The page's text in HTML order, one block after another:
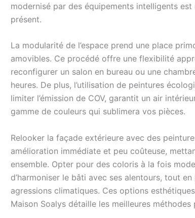
modernisé par des équipements intelligents
présent.
La modularité de l’espace prend une place
amovibles. Ce procédé offre une flexibilité
reconfigurer un salon en bureau ou une
heures. De plus, l’utilisation de peintures
limiter l’émission de COV, garantit un air
gamme de couleurs qui sublimera vos pièces.
Relooker la façade extérieure avec des
amélioration immédiate et peu coûteuse,
ensemble. Opter pour des coloris à la fois
d’harmoniser le bâti avec ses alentours, tout
agressions climatiques. Ces options
Maison Soalys détaille les meilleures